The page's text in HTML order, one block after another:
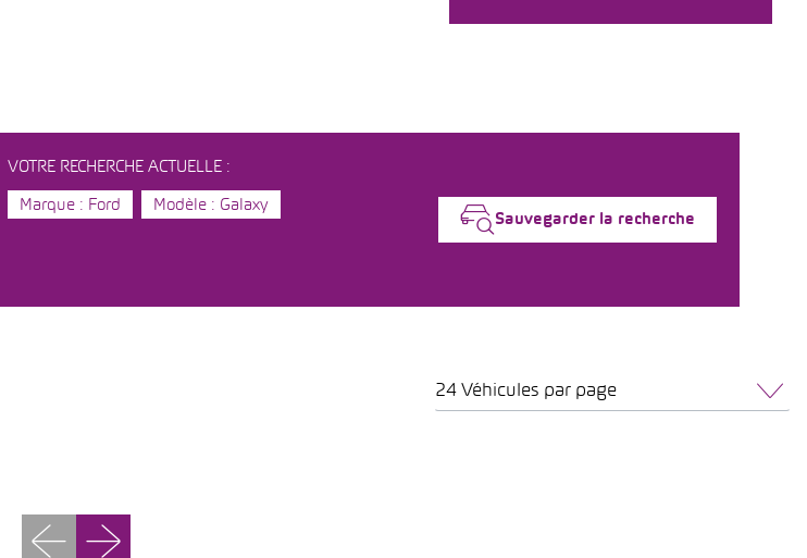
VOTRE RECHERCHE ACTUELLE :
Marque : Ford
Modèle : Galaxy
Sauvegarder la recherche
24 Véhicules par page